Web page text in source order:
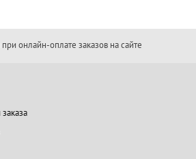
онлайн-оплате заказов на сайте